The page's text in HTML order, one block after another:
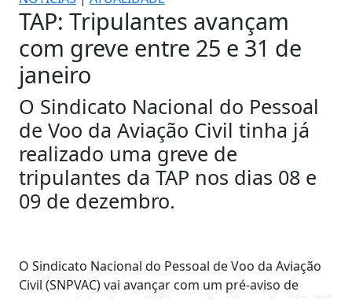
TAP: Tripulantes avançam
com greve entre 25 e 31 de
janeiro
O Sindicato Nacional do Pessoal
de Voo da Aviação Civil tinha já
realizado uma greve de
tripulantes da TAP nos dias 08 e
09 de dezembro.
O Sindicato Nacional do Pessoal de Voo da Aviação
Civil (SNPVAC) vai avançar com um pré-aviso de